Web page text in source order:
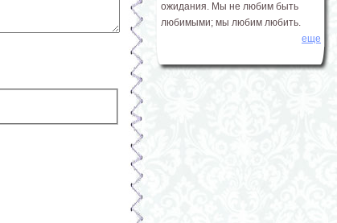
ожидания. Мы не любим быть
любимыми; мы любим любить.
еще